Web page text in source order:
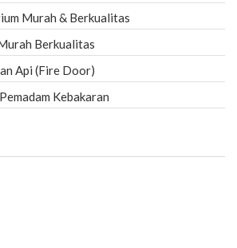
Murah & Berkualitas
Berkualitas
Api (Fire Door)
Kebakaran